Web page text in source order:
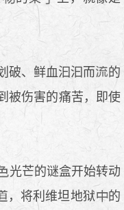
破、鲜血汩汩而
的
被伤害的痛苦，即使
光芒的谜盒开始转动
，将利维坦地狱
的